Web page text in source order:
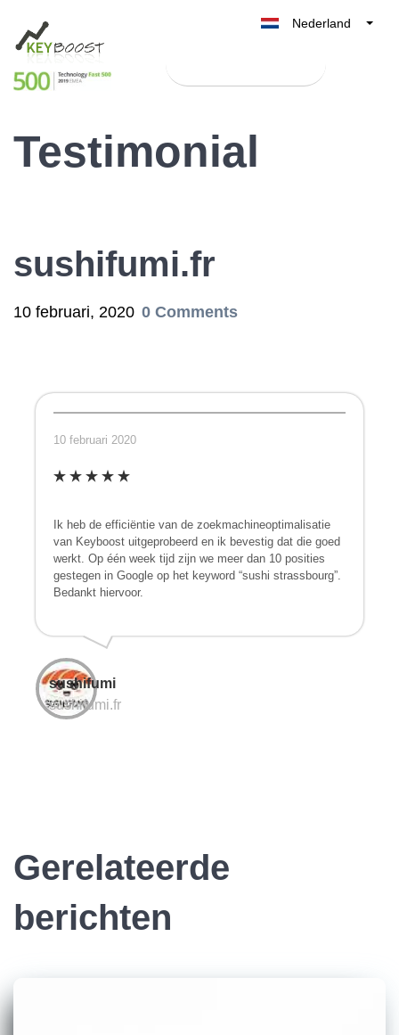
Nederland
België
Testimonial
sushifumi.fr
10 februari, 2020 0 Comments
10 februari 2020
Ik heb de efficiëntie van de zoekmachineoptimalisatie
van Keyboost uitgeprobeerd en ik bevestig dat die goed
werkt. Op één week tijd zijn we meer dan 10 posities
gestegen in Google op het keyword “sushi strassbourg”.
Bedankt hiervoor.
sushifumi
sushifumi.fr
Gerelateerde
berichten